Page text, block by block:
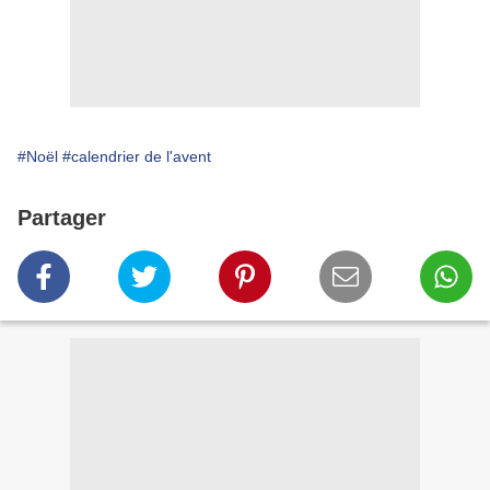
#Noël #calendrier de l'avent
Partager